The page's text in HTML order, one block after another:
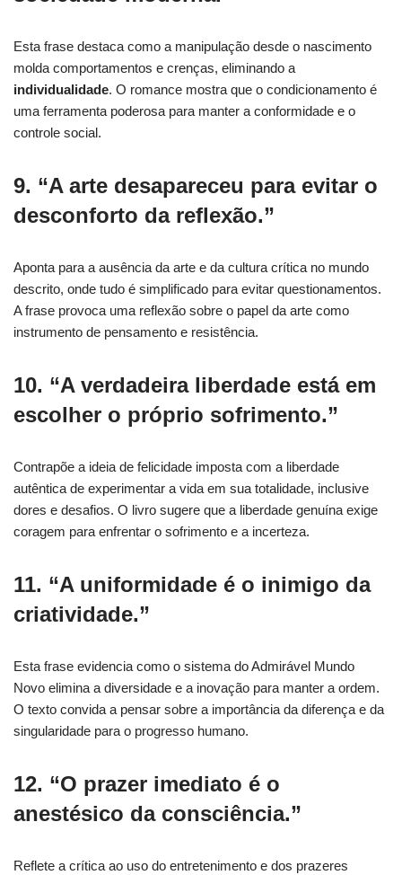
Esta frase destaca como a manipulação desde o nascimento
molda comportamentos e crenças, eliminando a
individualidade. O romance mostra que o condicionamento é
uma ferramenta poderosa para manter a conformidade e o
controle social.
9. “A arte desapareceu para evitar o
desconforto da reflexão.”
Aponta para a ausência da arte e da cultura crítica no mundo
descrito, onde tudo é simplificado para evitar questionamentos.
A frase provoca uma reflexão sobre o papel da arte como
instrumento de pensamento e resistência.
10. “A verdadeira liberdade está em
escolher o próprio sofrimento.”
Contrapõe a ideia de felicidade imposta com a liberdade
autêntica de experimentar a vida em sua totalidade, inclusive
dores e desafios. O livro sugere que a liberdade genuína exige
coragem para enfrentar o sofrimento e a incerteza.
11. “A uniformidade é o inimigo da
criatividade.”
Esta frase evidencia como o sistema do Admirável Mundo
Novo elimina a diversidade e a inovação para manter a ordem.
O texto convida a pensar sobre a importância da diferença e da
singularidade para o progresso humano.
12. “O prazer imediato é o
anestésico da consciência.”
Reflete a crítica ao uso do entretenimento e dos prazeres